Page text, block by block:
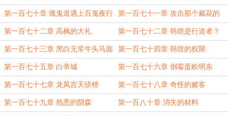
第一百七十章 饿鬼道遇上百鬼夜行 第一百七十一章 攻击那个戴花的
第一百七十二章 高枫的大礼 第一百七十二章 韩煜是行道者？
第一百七十三章 黑白无常牛头马面 第一百七十四章 韩煜的权限
第一百七十五章 白帝城 第一百七十六章 倒霉蛋欧明东
第一百七十七章 龙凤宫天骄榜 第一百七十八章 奇怪的赌客
第一百七十九章 熟悉的阴森 第一百八十章 消失的材料